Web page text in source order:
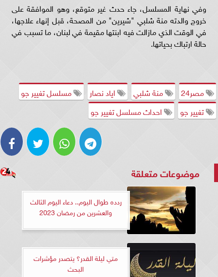
وفي نهاية المسلسل، جاء حدث غير متوقع، وهو الموافقة على
خروج والدته منة شلبي "شيرين" من المصحة، قبل إنهاء علاجها،
في الوقت الذي مازالت فيه ابنتها مقيمة في لبنان، ما تسبب في
حالة ارتباك بحياتها.
مصر24 منة شلبي اياد نصار
مسلسل تغيير جو
تغيير جو
احداث مسلسل تغيير جو
موضوعات متعلقة
ردده طوال اليوم.. دعاء اليوم الثالث
والعشرين من رمضان 2023
متي ليلة القدر؟ يتصدر مؤشرات
البحث